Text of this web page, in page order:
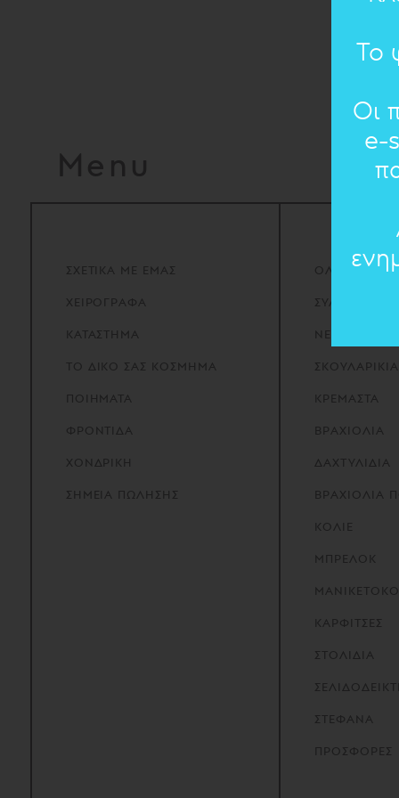
Menu
ΣΧΕΤΙΚΑ ΜΕ ΕΜΑΣ
ΧΕΙΡΟΓΡΑΦΑ
ΚΑΤΑΣΤΗΜΑ
ΤΟ ΔΙΚΟ ΣΑΣ ΚΟΣΜΗΜΑ
ΠΟΙΗΜΑΤΑ
ΦΡΟΝΤΙΔΑ
ΧΟΝΔΡΙΚΗ
ΣΗΜΕΙΑ ΠΩΛΗΣΗΣ
ΟΛΑ ΤΑ
ΣΥΛΛΟΓΕΣ
ΝΕΑ
ΣΚΟΥΛΑΡΙΚΙΑ
ΚΡΕΜΑΣΤΑ
ΒΡΑΧΙΟΛΙΑ
ΔΑΧΤΥΛΙΔΙΑ
ΒΡΑΧΙΟΛΙΑ
ΚΟΛΙΕ
ΜΠΡΕΛΟΚ
ΚΑΡΦΙΤΣΕΣ
ΣΤΟΛΙΔΙΑ
ΣΤΕΦΑΝΑ
ΠΡΟΣΦΟΡΕΣ
Το
Οι
e-